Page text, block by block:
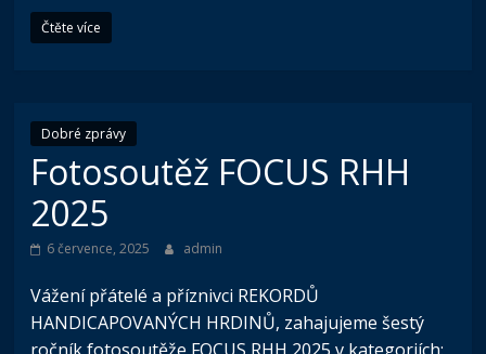
Čtěte více
Dobré zprávy
Fotosoutěž FOCUS RHH
2025
6 července, 2025 admin
Vážení přátelé a příznivci REKORDŮ
HANDICAPOVANÝCH HRDINŮ, zahajujeme šestý